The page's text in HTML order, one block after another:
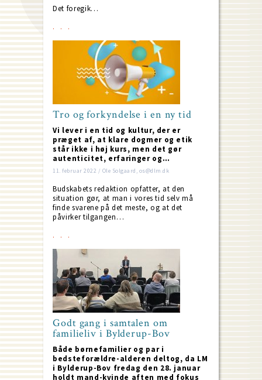
Det foregik…
Tro og forkyndelse i en ny tid
Vi lever i en tid og kultur, der er
præget af, at klare dogmer og etik
står ikke i høj kurs, men det gør
autenticitet, erfaringer og…
11. februar 2022 / Ole Solgaard, os@dlm.dk
Budskabets redaktion opfatter, at den
situation gør, at man i vores tid selv må
finde svarene på det meste, og at det
påvirker tilgangen…
Godt gang i samtalen om
familieliv i Bylderup-Bov
Både børnefamilier og par i
bedsteforældre-alderen deltog, da LM
i Bylderup-Bov fredag den 28. januar
holdt mand-kvinde aften med fokus